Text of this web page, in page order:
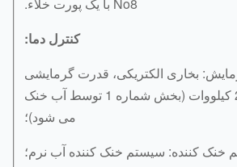
کنترل دما:
بخاری الکتریکی، قدرت گرمایشی
با حدود 27 کیلووات (بخش شماره 1 توسط آب خنک
می شود)؛
کننده: سیستم خنک کننده آب نرم؛